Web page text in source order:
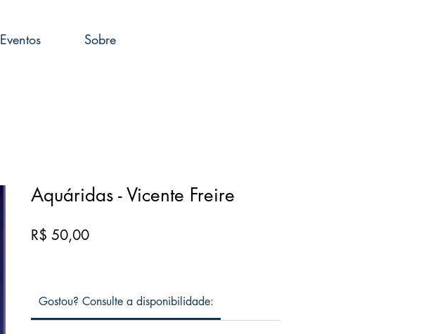
Eventos Sobre
Aquáridas - Vicente Freire
R$ 50,00Preço
Gostou? Consulte a disponibilidade: